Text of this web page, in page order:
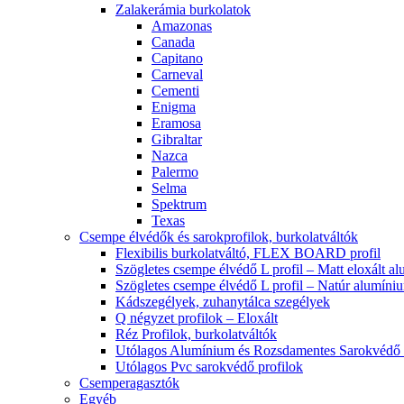
Zalakerámia burkolatok
Amazonas
Canada
Capitano
Carneval
Cementi
Enigma
Eramosa
Gibraltar
Nazca
Palermo
Selma
Spektrum
Texas
Csempe élvédők és sarokprofilok, burkolatváltók
Flexibilis burkolatváltó, FLEX BOARD profil
Szögletes csempe élvédő L profil – Matt eloxált
Szögletes csempe élvédő L profil – Natúr
Kádszegélyek, zuhanytálca szegélyek
Q négyzet profilok – Eloxált
Réz Profilok, burkolatváltók
Utólagos Alumínium és Rozsdamentes
Utólagos Pvc sarokvédő profilok
Csemperagasztók
Egyéb